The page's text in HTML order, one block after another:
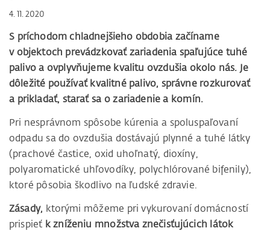
4. 11. 2020
S príchodom chladnejšieho obdobia začíname
v objektoch prevádzkovať zariadenia spaľujúce tuhé
palivo a ovplyvňujeme kvalitu ovzdušia okolo nás. Je
dôležité používať kvalitné palivo, správne rozkurovať
a prikladať, starať sa o zariadenie a komín.
Pri nesprávnom spôsobe kúrenia a spoluspaľovaní
odpadu sa do ovzdušia dostávajú plynné a tuhé látky
(prachové častice, oxid uhoľnatý, dioxíny,
polyaromatické uhľovodíky, polychlórované bifenily),
ktoré pôsobia škodlivo na ľudské zdravie.
Zásady, ktorými môžeme pri vykurovaní domácností
prispieť k zníženiu množstva znečisťujúcich látok